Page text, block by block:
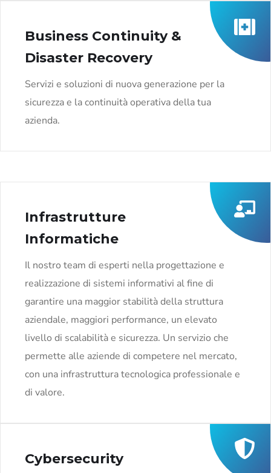
Business Continuity &
Disaster Recovery
Servizi e soluzioni di nuova generazione per la
sicurezza e la continuità operativa della tua
azienda.
Infrastrutture
Informatiche
Il nostro team di esperti nella progettazione e
realizzazione di sistemi informativi al fine di
garantire una maggior stabilità della struttura
aziendale, maggiori performance, un elevato
livello di scalabilità e sicurezza. Un servizio che
permette alle aziende di competere nel mercato,
con una infrastruttura tecnologica professionale e
di valore.
Cybersecurity